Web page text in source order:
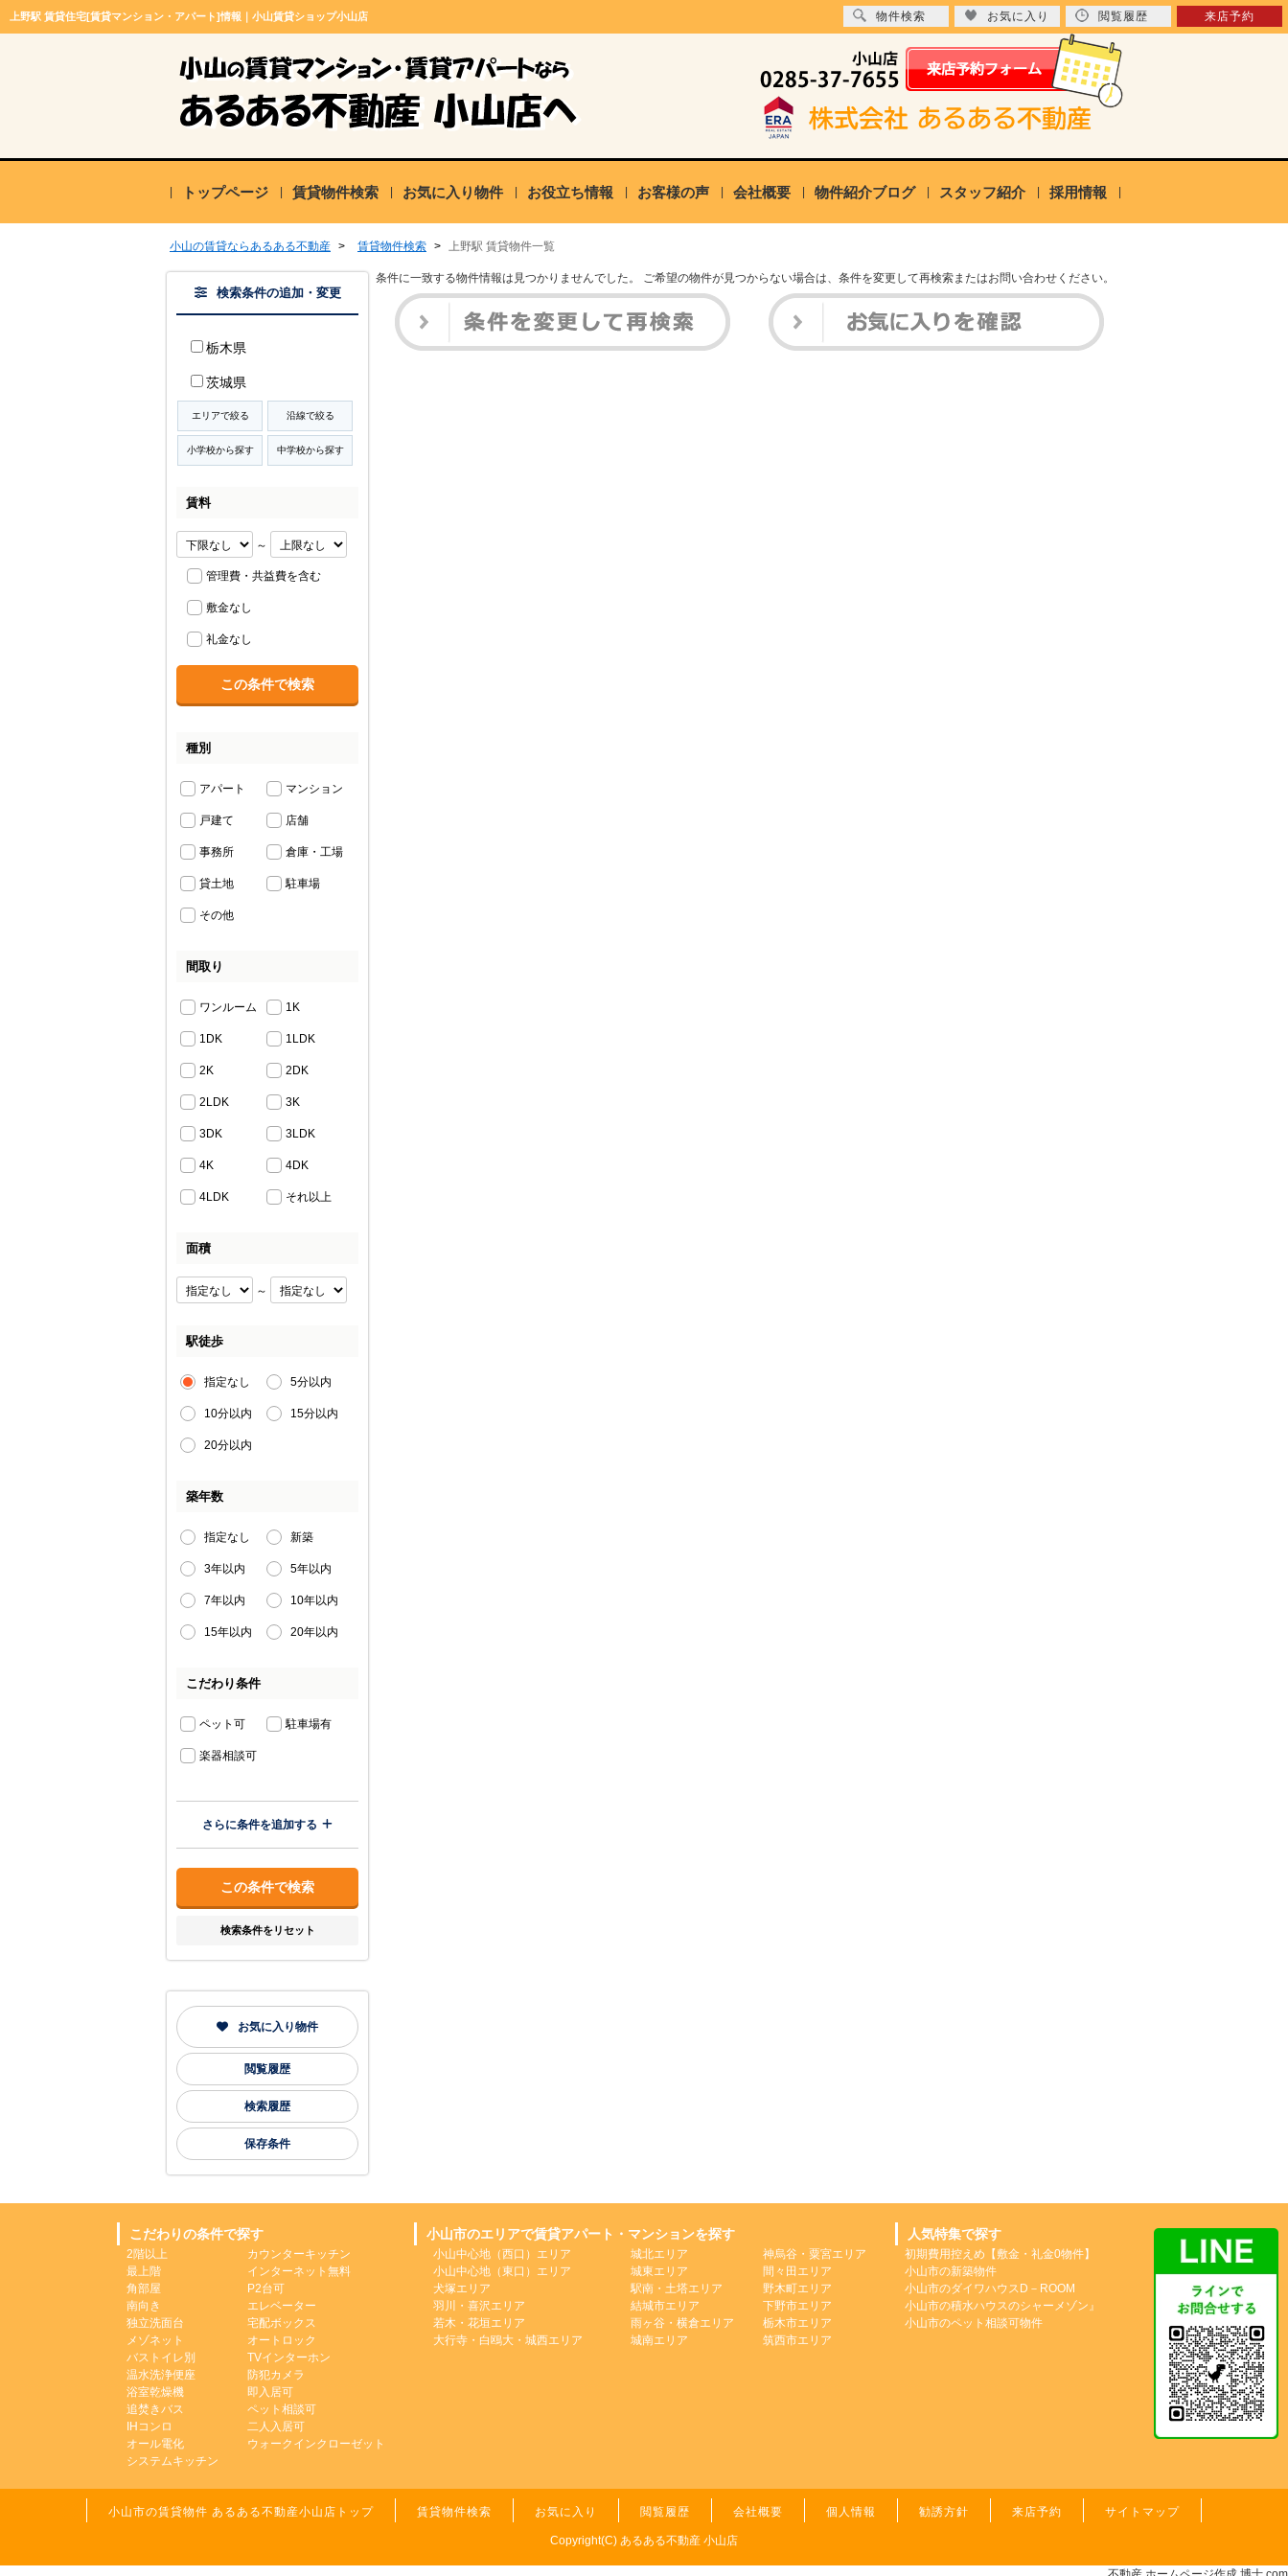
上野駅 賃貸住宅[賃貸マンション・アパート]情報｜小山賃貸ショップ小山店 物件検索 お気に入り 閲覧履歴 来店予約
トップページ 賃貸物件検索 お気に入り物件 お役立ち情報 お客様の声 会社概要 物件紹介ブログ スタッフ紹介 採用情報
小山の賃貸ならあるある不動産 > 賃貸物件検索 > 上野駅 賃貸物件一覧
条件に一致する物件情報は見つかりませんでした。 ご希望の物件が見つからない場合は、条件を変更して再検索またはお問い合わせください。
検索条件の追加・変更
栃木県
茨城県
エリアで絞る 沿線で絞る
小学校から探す 中学校から探す
賃料
～
管理費・共益費を含む
敷金なし
礼金なし
種別
アパート マンション
戸建て 店舗
事務所 倉庫・工場
貸土地 駐車場
その他
間取り
ワンルーム 1K
1DK 1LDK
2K 2DK
2LDK 3K
3DK 3LDK
4K 4DK
4LDK それ以上
面積
～
駅徒歩
指定なし 5分以内
10分以内 15分以内
20分以内
築年数
指定なし 新築
3年以内 5年以内
7年以内 10年以内
15年以内 20年以内
こだわり条件
ペット可 駐車場有
楽器相談可
さらに条件を追加する
検索条件をリセット
お気に入り物件
閲覧履歴
検索履歴
保存条件
こだわりの条件で探す
2階以上
最上階
角部屋
南向き
独立洗面台
メゾネット
バストイレ別
温水洗浄便座
浴室乾燥機
追焚きバス
IHコンロ
オール電化
システムキッチン
カウンターキッチン
インターネット無料
P2台可
エレベーター
宅配ボックス
オートロック
TVインターホン
防犯カメラ
即入居可
ペット相談可
二人入居可
ウォークインクローゼット
小山市のエリアで賃貸アパート・マンションを探す
小山中心地（西口）エリア
小山中心地（東口）エリア
犬塚エリア
羽川・喜沢エリア
若木・花垣エリア
大行寺・白鴎大・城西エリア
城北エリア
城東エリア
駅南・土塔エリア
結城市エリア
雨ヶ谷・横倉エリア
城南エリア
神烏谷・粟宮エリア
間々田エリア
野木町エリア
下野市エリア
栃木市エリア
筑西市エリア
人気特集で探す
初期費用控えめ【敷金・礼金0物件】
小山市の新築物件
小山市のダイワハウスD－ROOM
小山市の積水ハウスのシャーメゾン』
小山市のペット相談可物件
小山市の賃貸物件 あるある不動産小山店トップ 賃貸物件検索 お気に入り 閲覧履歴 会社概要 個人情報 勧誘方針 来店予約 サイトマップ
Copyright(C) あるある不動産 小山店